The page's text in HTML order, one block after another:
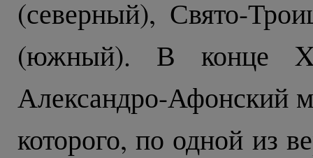
(северный), Свято-
(южный). В конце
Александро-Афонский
которого, по одной из